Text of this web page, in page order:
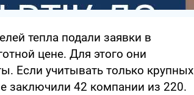
тепла подали заявки в
цене. Для этого они
Если учитывать только крупных
заключили 42 компании из 220.